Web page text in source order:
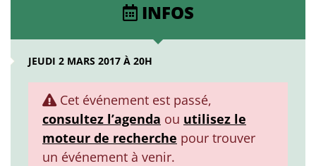
INFOS
JEUDI 2 MARS 2017 À 20H
Cet événement est passé,
consultez l’agenda ou utilisez le
moteur de recherche pour trouver
un événement à venir.